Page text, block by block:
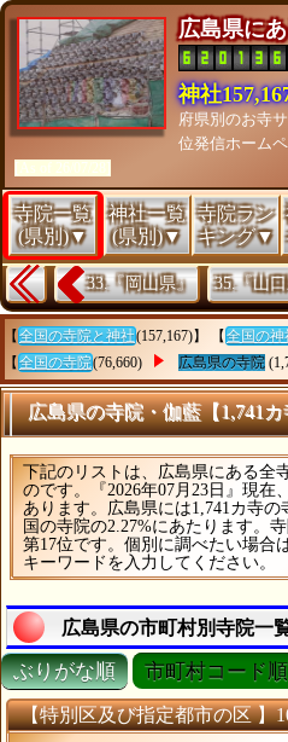
広島県に
神社
府県別のお寺
位発信ホーム
[As of 26/07/28]
寺院一覧
(県別)▼
神社一覧
(県別)▼
寺院ラン
キング▼
33.『岡山県』 35.『山
【 全国の寺院と神社(157,167)】 【 全国の神
【 全国の寺院(76,660) 広島県の寺院
広島県の寺院・伽藍【1,741
下記のリストは、広島県にある全
のです。『2026年07月23日』現在
あります。広島県には1,741カ寺
国の寺院の2.27%にあたります。
第17位です。個別に調べたい場合
キーワードを入力してください。
広島県の市町村別寺院一
ぶりがな順 市町村コード順
【特別区及び指定都市の区 】